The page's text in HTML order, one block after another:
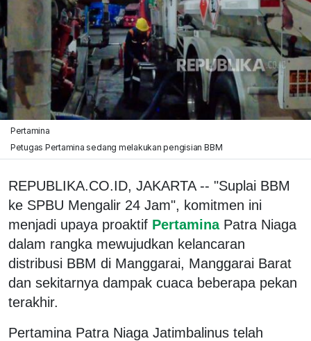
Pertamina
Petugas Pertamina sedang melakukan pengisian BBM
REPUBLIKA.CO.ID, JAKARTA -- "Suplai BBM
ke SPBU Mengalir 24 Jam", komitmen ini
menjadi upaya proaktif Pertamina Patra Niaga
dalam rangka mewujudkan kelancaran
distribusi BBM di Manggarai, Manggarai Barat
dan sekitarnya dampak cuaca beberapa pekan
terakhir.
Pertamina Patra Niaga Jatimbalinus telah